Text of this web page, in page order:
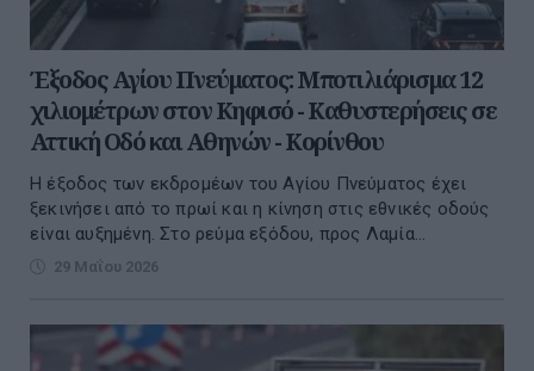
Έξοδος Αγίου Πνεύματος: Μποτιλιάρισμα 12
χιλιομέτρων στον Κηφισό - Καθυστερήσεις σε
Αττική Οδό και Αθηνών - Κορίνθου
Η έξοδος των εκδρομέων του Αγίου Πνεύματος έχει
ξεκινήσει από το πρωί και η κίνηση στις εθνικές οδούς
είναι αυξημένη. Στο ρεύμα εξόδου, προς Λαμία...
29 Μαΐου 2026